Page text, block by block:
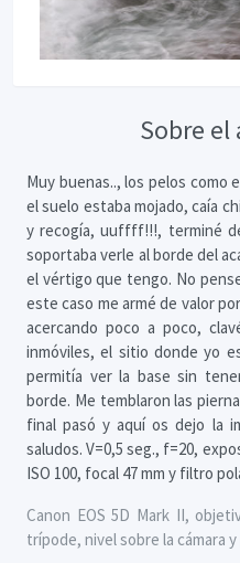
Sobre
Muy buenas.., los pelos como
el suelo estaba mojado, caía
y recogía, uuffff!!!, terminé
soportaba verle al borde del
el vértigo que tengo. No
este caso me armé de valor
acercando poco a poco,
inmóviles, el sitio donde yo
permitía ver la base sin
borde. Me temblaron las
final pasó y aquí os dejo la
saludos. V=0,5 seg., f=20,
ISO 100, focal 47 mm y filtro
Canon EOS 5D Mark II,
trípode, nivel sobre la cámara